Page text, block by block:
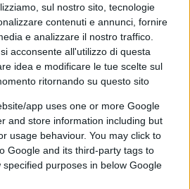
sul nostro sito, tecnologie
contenuti e annunci, fornire
e analizzare il nostro traffico.
acconsente all'utilizzo di questa
idea e modificare le tue scelte sul
ritornando su questo sito
app uses one or more Google
and store information including but
usage behaviour. You may click to
Google and its third-party tags to
purposes in below Google